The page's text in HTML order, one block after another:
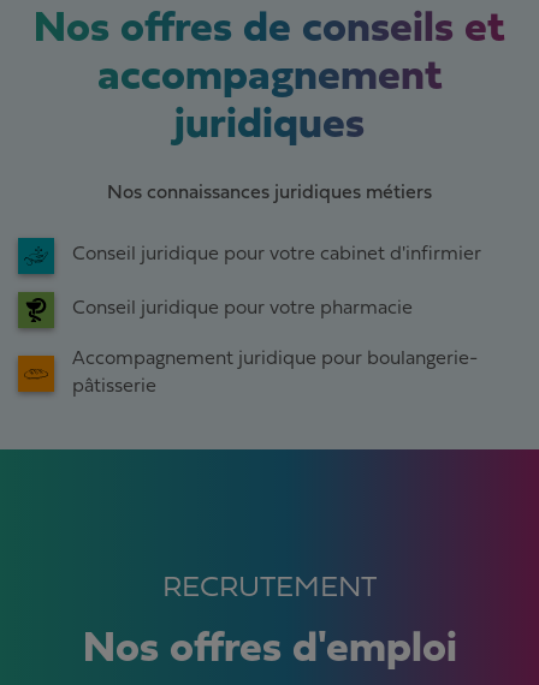
Nos offres de conseils et
accompagnement
juridiques
Nos connaissances juridiques métiers
Conseil juridique pour votre cabinet d'infirmier
Conseil juridique pour votre pharmacie
Accompagnement juridique pour boulangerie-
pâtisserie
RECRUTEMENT
Nos offres d'emploi